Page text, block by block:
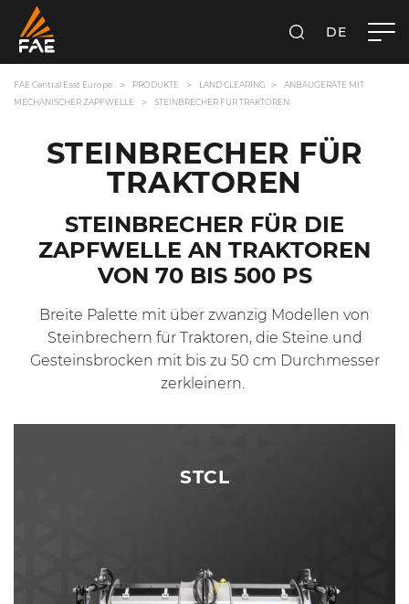
SUCHEN
DE
FAE Central East Europe PRODUKTE LAND CLEARING
ANBAUGERÄTE MIT
MECHANISCHER ZAPFWELLE
STEINBRECHER FÜR TRAKTOREN
STEINBRECHER FÜR
TRAKTOREN
STEINBRECHER FÜR DIE
ZAPFWELLE AN TRAKTOREN
VON 70 BIS 500 PS
Breite Palette mit über zwanzig Modellen von
Steinbrechern für Traktoren, die Steine und
Gesteinsbrocken mit bis zu 50 cm Durchmesser
zerkleinern.
STCL